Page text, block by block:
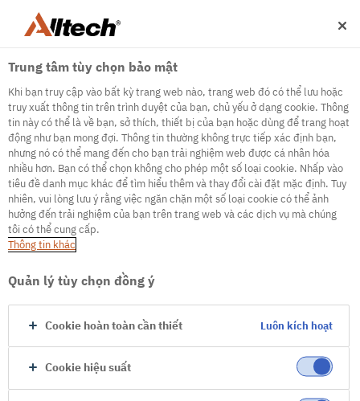
500
Internal Error Server
It seems we're experiencing some technical
difficulties. Try refreshing the page or go to the
Trung tâm tùy chọn bảo mật
Khi bạn truy cập vào bất kỳ trang web nào, trang web đó có thể lưu hoặc
truy xuất thông tin trên trình duyệt của bạn, chủ yếu ở dạng cookie. Thông
tin này có thể là về bạn, sở thích, thiết bị của bạn hoặc dùng để trang hoạt
động như bạn mong đợi. Thông tin thường không trực tiếp xác định bạn,
nhưng nó có thể mang đến cho bạn trải nghiệm web được cá nhân hóa
nhiều hơn. Bạn có thể chọn không cho phép một số loại cookie. Nhấp vào
tiêu đề danh mục khác để tìm hiểu thêm và thay đổi cài đặt mặc định. Tuy
nhiên, vui lòng lưu ý rằng việc ngăn chặn một số loại cookie có thể ảnh
hưởng đến trải nghiệm của bạn trên trang web và các dịch vụ mà chúng
tôi có thể cung cấp.
Thông tin khác
Quản lý tùy chọn đồng ý
Cookie hoàn toàn cần thiết Luôn kích hoạt
Cookie hiệu suất